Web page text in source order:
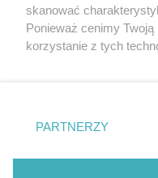
skanować
Ponieważ cenimy
korzystanie z tych
nie wymagają zgody
się takiemu
PARTNERZY